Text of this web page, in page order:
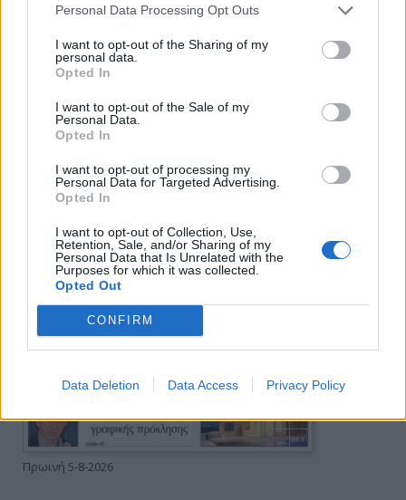
Personal Data Processing Opt Outs
I want to opt-out of the Sharing of my
personal data.
Opted In
I want to opt-out of the Sale of my
Personal Data.
Opted In
I want to opt-out of processing my
Personal Data for Targeted Advertising.
Opted In
I want to opt-out of Collection, Use,
Retention, Sale, and/or Sharing of my
Personal Data that Is Unrelated with the
Purposes for which it was collected.
Opted Out
CONFIRM
Data Deletion Data Access Privacy Policy
Πρωινή
Πρωινή 5-8-2026